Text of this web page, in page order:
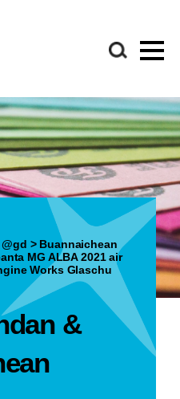
> Buannaichean
MG ALBA 2021 air
Works Glaschu
&